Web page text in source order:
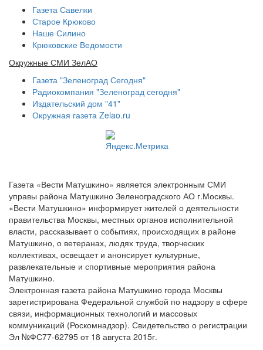
Газета Савелки
Старое Крюково
Наше Силино
Крюковские Ведомости
Окружные СМИ ЗелАО
Газета "Зеленоград Сегодня"
Радиокомпания "Зеленоград сегодня"
Издательский дом "41"
Окружная газета Zelao.ru
Газета «Вести Матушкино» является электронным СМИ
управы района Матушкино Зеленоградского АО г.Москвы.
«Вести Матушкино» информирует жителей о деятельности
правительства Москвы, местных органов исполнительной
власти, рассказывает о событиях, происходящих в районе
Матушкино, о ветеранах, людях труда, творческих
коллективах, освещает и анонсирует культурные,
развлекательные и спортивные мероприятия района
Матушкино.
Электронная газета района Матушкино города Москвы
зарегистрирована Федеральной службой по надзору в сфере
связи, информационных технологий и массовых
коммуникаций (Роскомнадзор). Свидетельство о регистрации
Эл №ФС77-62795 от 18 августа 2015г.